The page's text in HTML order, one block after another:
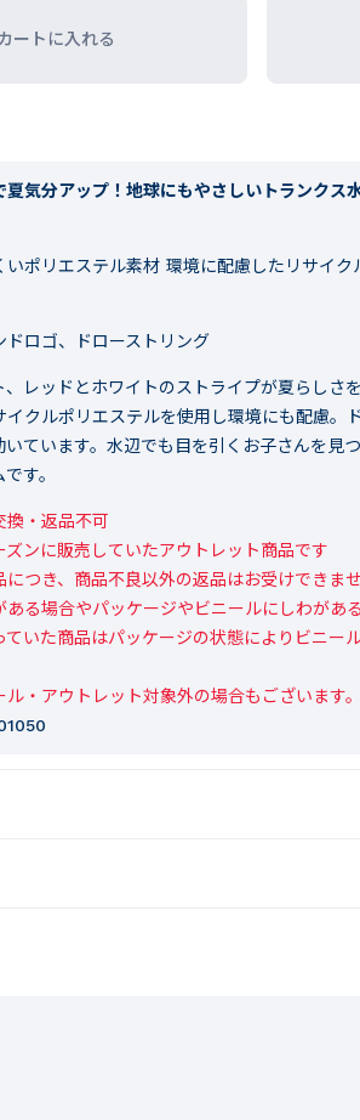
ートに入れる
夏気分アップ！地球にもやさしいトランクス
いポリエステル素材 環境に配慮したリサイク
ドロゴ、ドローストリング
、レッドとホワイトのストライプが夏らしさ
イクルポリエステルを使用し環境にも配慮。
いています。水辺でも目を引くお子さんを見
す。
・返品不可
ンに販売していたアウトレット商品です
つき、商品不良以外の返品はお受けできま
る場合やパッケージやビニールにしわがあ
いた商品はパッケージの状態によりビニー
・アウトレット対象外の場合もございます。